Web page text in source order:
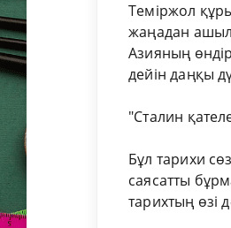
Теміржол
жаңадан
Азияның
дейін даңқы
"Сталин
Бұл тарихи
саясатты
тарихтың өзі